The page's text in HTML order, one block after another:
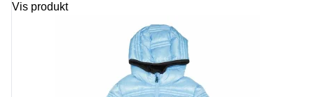
Vis produkt